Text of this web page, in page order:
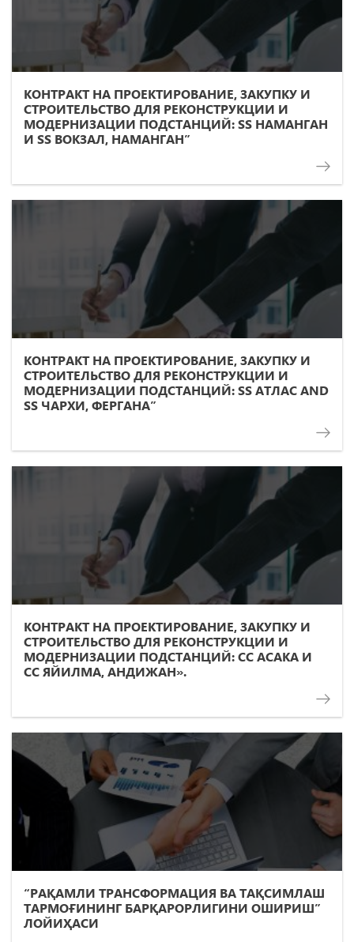
КОНТРАКТ НА ПРОЕКТИРОВАНИЕ, ЗАКУПКУ И
СТРОИТЕЛЬСТВО ДЛЯ РЕКОНСТРУКЦИИ И
МОДЕРНИЗАЦИИ ПОДСТАНЦИЙ: SS НАМАНГАН
И SS ВОКЗАЛ, НАМАНГАН”
КОНТРАКТ НА ПРОЕКТИРОВАНИЕ, ЗАКУПКУ И
СТРОИТЕЛЬСТВО ДЛЯ РЕКОНСТРУКЦИИ И
МОДЕРНИЗАЦИИ ПОДСТАНЦИЙ: SS АТЛАС AND
SS ЧАРХИ, ФЕРГАНА”
КОНТРАКТ НА ПРОЕКТИРОВАНИЕ, ЗАКУПКУ И
СТРОИТЕЛЬСТВО ДЛЯ РЕКОНСТРУКЦИИ И
МОДЕРНИЗАЦИИ ПОДСТАНЦИЙ: СС АСАКА И
СС ЯЙИЛМА, АНДИЖАН».
“РАҚАМЛИ ТРАНСФОРМАЦИЯ ВА ТАҚСИМЛАШ
ТАРМОҒИНИНГ БАРҚАРОРЛИГИНИ ОШИРИШ”
ЛОЙИҲАСИ